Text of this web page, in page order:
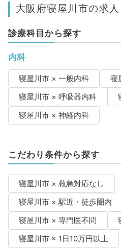
大阪府寝屋川市の求
診療科目から探す
内科
寝屋川市 × 一般内科
寝
寝屋川市 × 呼吸器内科
寝屋川市 × 神経内科
こだわり条件から探す
寝屋川市 × 救急対応なし
寝屋川市 × 駅近・徒歩圏内
寝屋川市 × 専門医不問
寝屋川市 × 1日10万円以上